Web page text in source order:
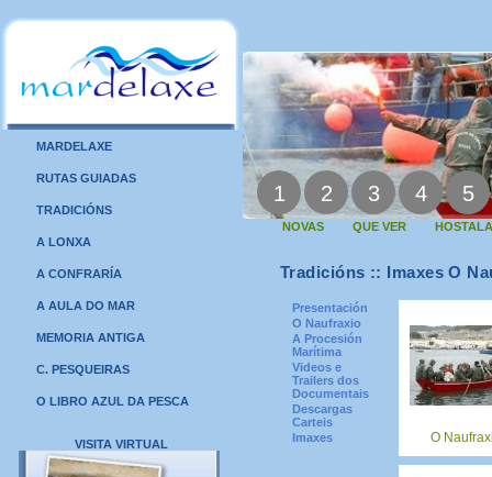
MARDELAXE
RUTAS GUIADAS
TRADICIÓNS
A LONXA
A CONFRARÍA
A AULA DO MAR
MEMORIA ANTIGA
C. PESQUEIRAS
O LIBRO AZUL DA PESCA
VISITA VIRTUAL
1 2 3 4 5
NOVAS QUE VER
Tradicións :: Imaxes O
Presentación
O Naufraxio
A Procesión
Marítima
Videos e
Trailers dos
Documentais
Descargas
Carteis
Imaxes
O